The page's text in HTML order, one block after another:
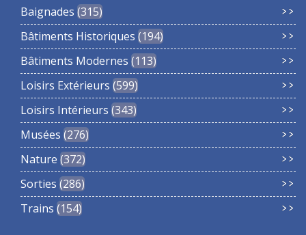
Baignades 315
Bâtiments Historiques 194
Bâtiments Modernes 113
Loisirs Extérieurs 599
Loisirs Intérieurs 343
Musées 276
Nature 372
Sorties 286
Trains 154